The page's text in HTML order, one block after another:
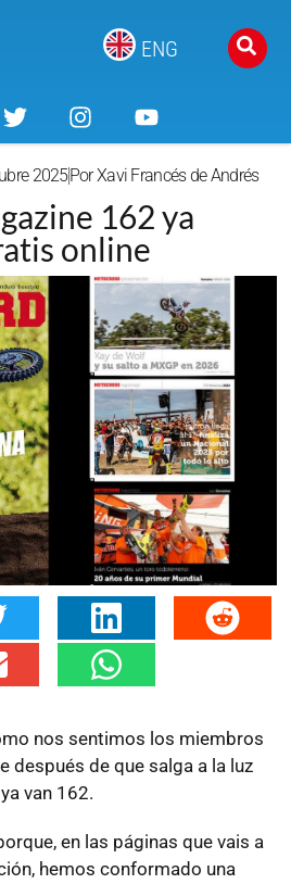
ENG
2025PorXavi Francés de Andrés
162 ya
online
nos sentimos los miembros
después de que salga a la luz
van 162.
en las páginas que vais a
hemos conformado una